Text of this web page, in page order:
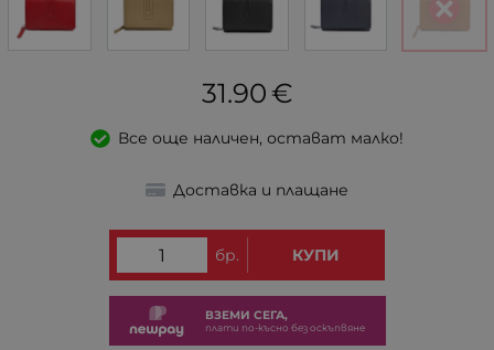
31.90€
Все още наличен, остават малко!
Доставка и плащане
бр. КУПИ
ВЗЕМИ СЕГА,
плати по-късно без оскъпвяне